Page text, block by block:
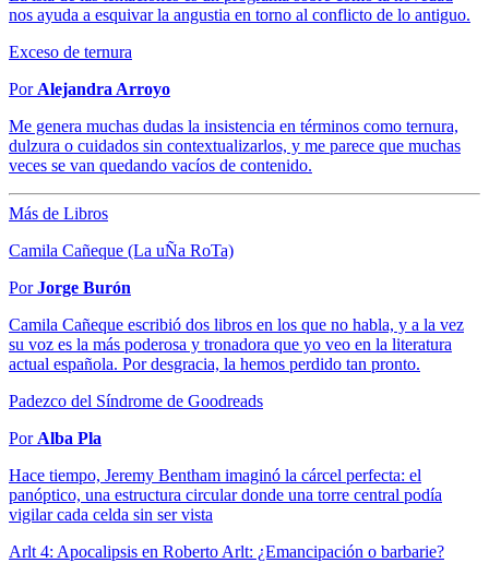
nos ayuda a esquivar la angustia en torno al conflicto de lo antiguo.
Exceso de ternura
Por Alejandra Arroyo
Me genera muchas dudas la insistencia en términos como ternura,
dulzura o cuidados sin contextualizarlos, y me parece que muchas
veces se van quedando vacíos de contenido.
Más de Libros
Camila Cañeque (La uÑa RoTa)
PorJorge Burón
Camila Cañeque escribió dos libros en los que no habla, y a la vez
su voz es la más poderosa y tronadora que yo veo en la literatura
actual española. Por desgracia, la hemos perdido tan pronto.
Padezco del Síndrome de Goodreads
Por Alba Pla
Hace tiempo, Jeremy Bentham imaginó la cárcel perfecta: el
panóptico, una estructura circular donde una torre central podía
vigilar cada celda sin ser vista
Arlt 4: Apocalipsis en Roberto Arlt: ¿Emancipación o barbarie?